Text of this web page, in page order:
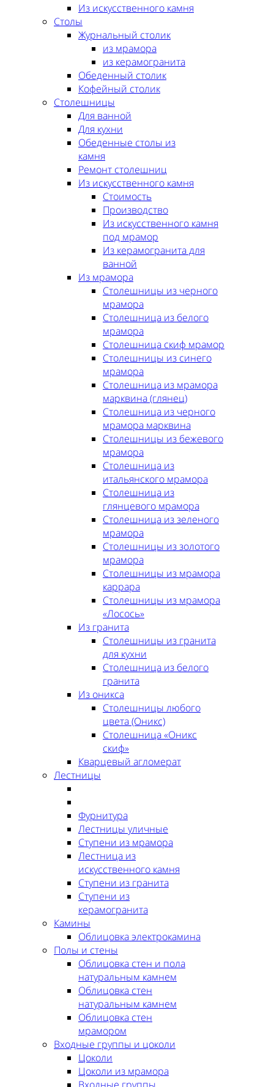
Из искусственного камня
Столы
Журнальный столик
из мрамора
из керамогранита
Обеденный столик
Кофейный столик
Столешницы
Для ванной
Для кухни
Обеденные столы из
камня
Ремонт столешниц
Из искусственного камня
Стоимость
Производство
Из искусственного камня
под мрамор
Из керамогранита для
ванной
Из мрамора
Столешницы из черного
мрамора
Столешница из белого
мрамора
Столешница скиф мрамор
Столешницы из синего
мрамора
Столешница из мрамора
марквина (глянец)
Столешница из черного
мрамора марквина
Столешницы из бежевого
мрамора
Столешница из
итальянского мрамора
Столешница из
глянцевого мрамора
Столешница из зеленого
мрамора
Столешницы из золотого
мрамора
Столешницы из мрамора
каррара
Столешницы из мрамора
«Лосось»
Из гранита
Столешницы из гранита
для кухни
Столешница из белого
гранита
Из оникса
Столешницы любого
цвета (Оникс)
Столешница «Оникс
скиф»
Кварцевый агломерат
Лестницы
Фурнитура
Лестницы уличные
Ступени из мрамора
Лестница из
искусственного камня
Ступени из гранита
Ступени из
керамогранита
Камины
Облицовка электрокамина
Полы и стены
Облицовка стен и пола
натуральным камнем
Облицовка стен
натуральным камнем
Облицовка стен
мрамором
Входные группы и цоколи
Цоколи
Цоколи из мрамора